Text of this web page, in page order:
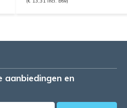
aanbiedingen en